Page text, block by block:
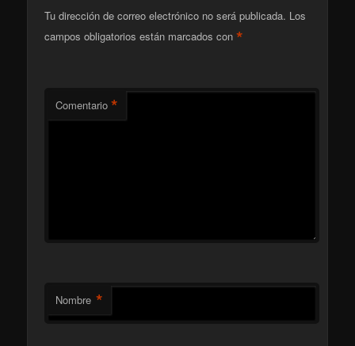
Tu dirección de correo electrónico no será publicada. Los
campos obligatorios están marcados con*
Comentario *
Nombre *